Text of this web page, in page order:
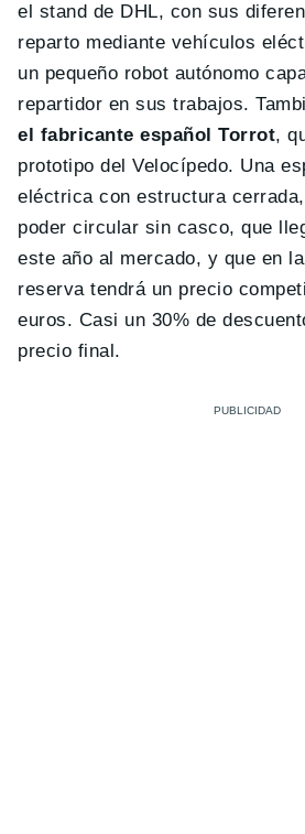
el stand de DHL, con sus
reparto mediante vehículos
un pequeño robot autónomo
repartidor en sus trabajos.
el fabricante español Torrot,
prototipo del Velocípedo. Una
eléctrica con estructura
poder circular sin casco, que
este año al mercado, y que en
reserva tendrá un precio
euros. Casi un 30% de
precio final.